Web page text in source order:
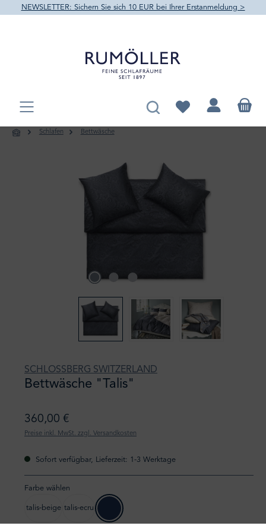
springen
NEWSLETTER: Sichern Sie sich 10 EUR bei Ihrer Erstanmeldung >
Du hast 0 Produkte
Schlafen Bettwäsche
SCHLOSSBERG SWITZERLAND
Bettwäsche "Talis"
360,00 €
Preise inkl. MwSt. zzgl. Versandkosten
Sofort verfügbar, Lieferzeit: 1-3 Werktage
Farbe wählen
talis-beige talis-ecru
talis-bleu